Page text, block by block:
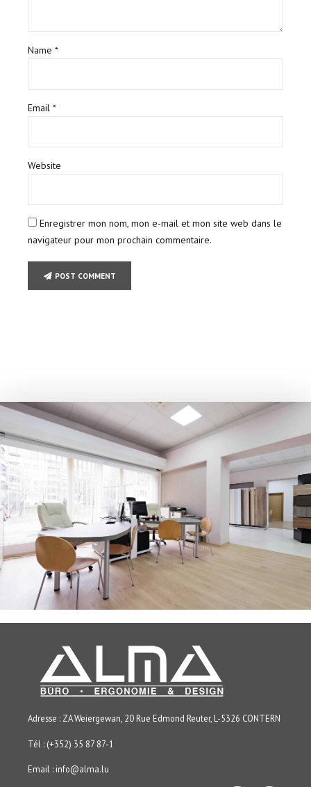
Name *
Email *
Website
Enregistrer mon nom, mon e-mail et mon site web dans le
navigateur pour mon prochain commentaire.
POST COMMENT
Adresse : ZA Weiergewan, 20 Rue Edmond Reuter, L-5326 CONTERN
Tél : (+352) 35 87 87-1
Email : info@alma.lu